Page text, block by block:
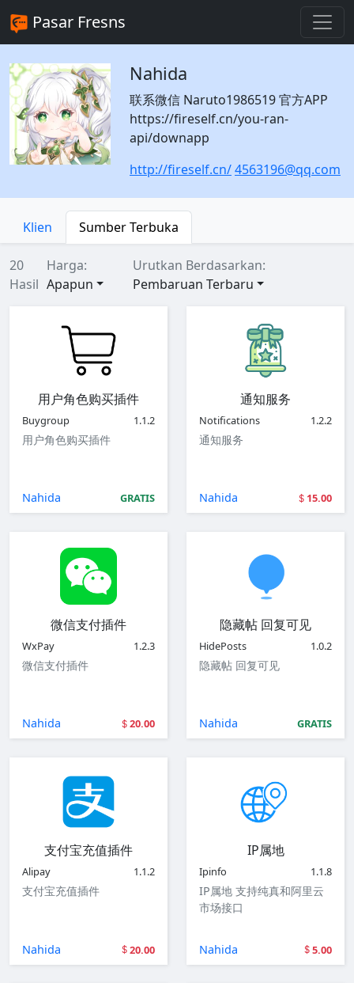
Pasar Fresns
Nahida
联系微信 Naruto1986519 官方APP
https://fireself.cn/you-ran-
api/downapp
http://fireself.cn/4563196@qq.com
Klien Sumber Terbuka
20
Hasil
Harga:
Apapun
Urutkan Berdasarkan:
Pembaruan Terbaru
用户角色购买插件
Buygroup 1.1.2
用户角色购买插件
Nahida GRATIS
通知服务
Notifications 1.2.2
通知服务
Nahida 15.00
微信支付插件
WxPay 1.2.3
微信支付插件
Nahida 20.00
隐藏帖 回复可见
HidePosts 1.0.2
隐藏帖 回复可见
Nahida GRATIS
支付宝充值插件
Alipay 1.1.2
支付宝充值插件
Nahida 20.00
IP属地
Ipinfo 1.1.8
IP属地 支持纯真和阿里云
市场接口
Nahida 5.00